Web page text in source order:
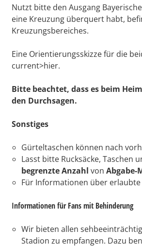
Nutzt bitte den Ausgang
eine Kreuzung überquert habt,
Kreuzungsbereiches.
Eine Orientierungsskizze für die
current>hier.
Bitte beachtet, dass es beim
den Durchsagen.
Sonstiges
Gürteltaschen können nach
Lasst bitte Rucksäcke, Taschen
begrenzte Anzahl von Abgabe-
Für Informationen über erlaubte
Informationen für Fans mit Behinderung
Wir bieten allen
Stadion zu empfangen. Dazu